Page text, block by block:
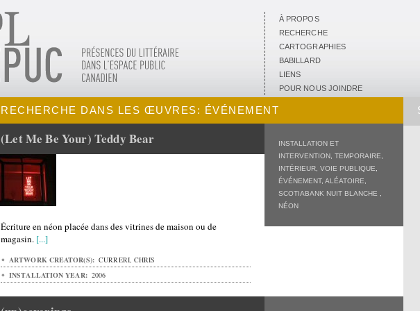
À PROPOS
RECHERCHE
CARTOGRAPHIES
BABILLARD
LIENS
POUR NOUS JOINDRE
RECHERCHE DANS LES ŒUVRES: ÉVÉNEMENT
INSTALLATION ET
INTERVENTION TEMPORAIRE
INTÉRIEUR VOIE PUBLIQUE
ÉVÉNEMENT, ALÉATOIRE
SCOTIABANK NUIT BLANCHE
NÉON
(Let Me Be Your) Teddy Bear
Écriture en néon placée dans des vitrines de maison ou de
magasin. [...]
ARTWORK CREATOR(S): CURRERI, CHRIS
INSTALLATION YEAR: 2006